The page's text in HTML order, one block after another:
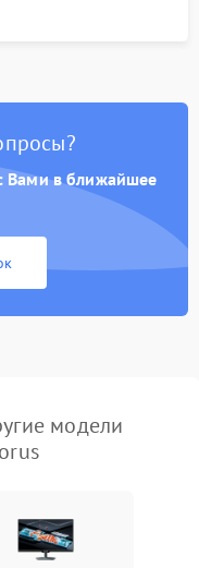
Вами в ближайшее
модели